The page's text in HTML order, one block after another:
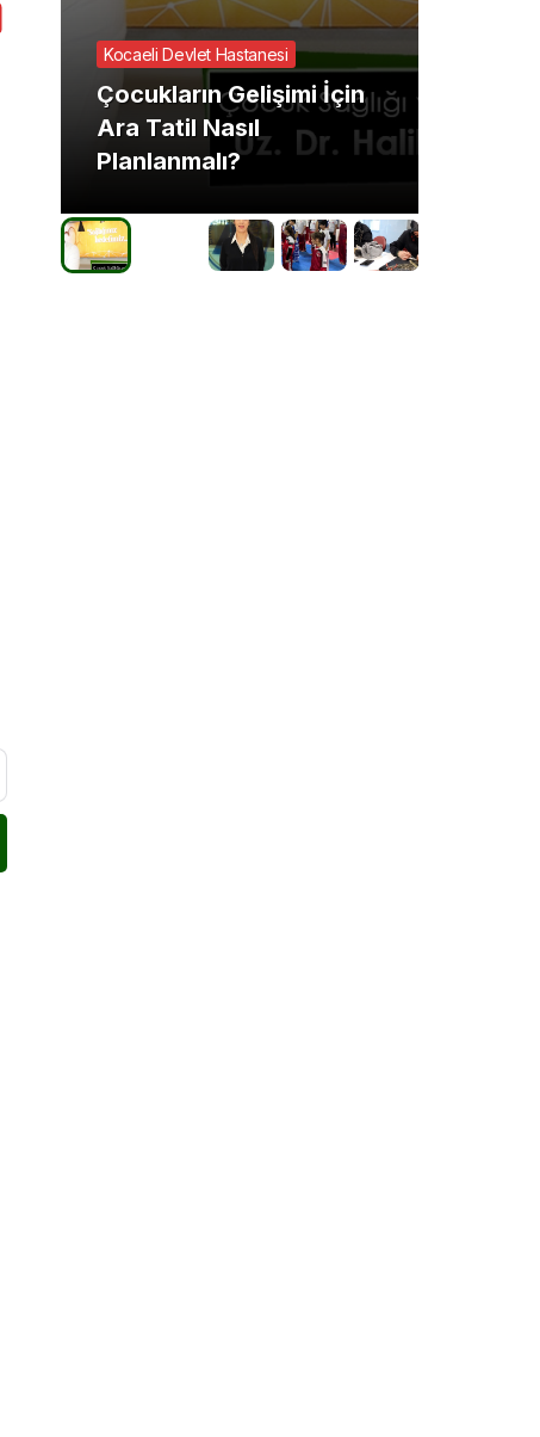
Kocaeli Devlet Hastanesi
Çocukların Gelişimi İçin
Ara Tatil Nasıl
Planlanmalı?